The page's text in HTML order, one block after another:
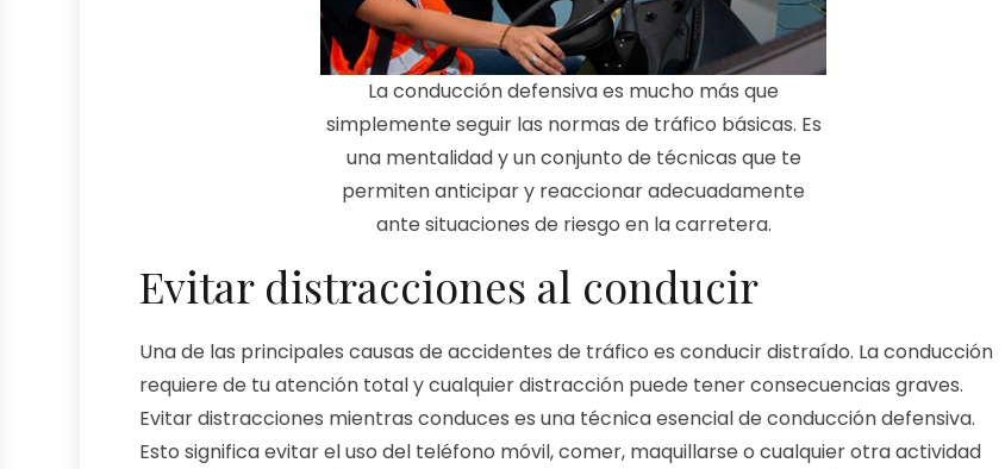
La conducción defensiva es mucho más que
simplemente seguir las normas de tráfico básicas. Es
una mentalidad y un conjunto de técnicas que te
permiten anticipar y reaccionar adecuadamente
ante situaciones de riesgo en la carretera.
Evitar distracciones al conducir
Una de las principales causas de accidentes de tráfico es conducir distraído. La conducción
requiere de tu atención total y cualquier distracción puede tener consecuencias graves.
Evitar distracciones mientras conduces es una técnica esencial de conducción defensiva.
Esto significa evitar el uso del teléfono móvil, comer, maquillarse o cualquier otra actividad